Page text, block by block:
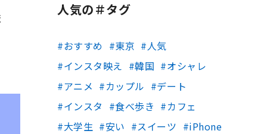
人気の＃タグ
おすすめ 東京
人気
インスタ映え
韓国
オシャレ
アニメ
カップル
デート
インスタ
食べ歩き
カフェ
大学生
安い スイーツ
iPhone